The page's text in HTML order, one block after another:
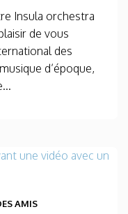
Insula orchestra
de vous
des
d’époque,
AMIS